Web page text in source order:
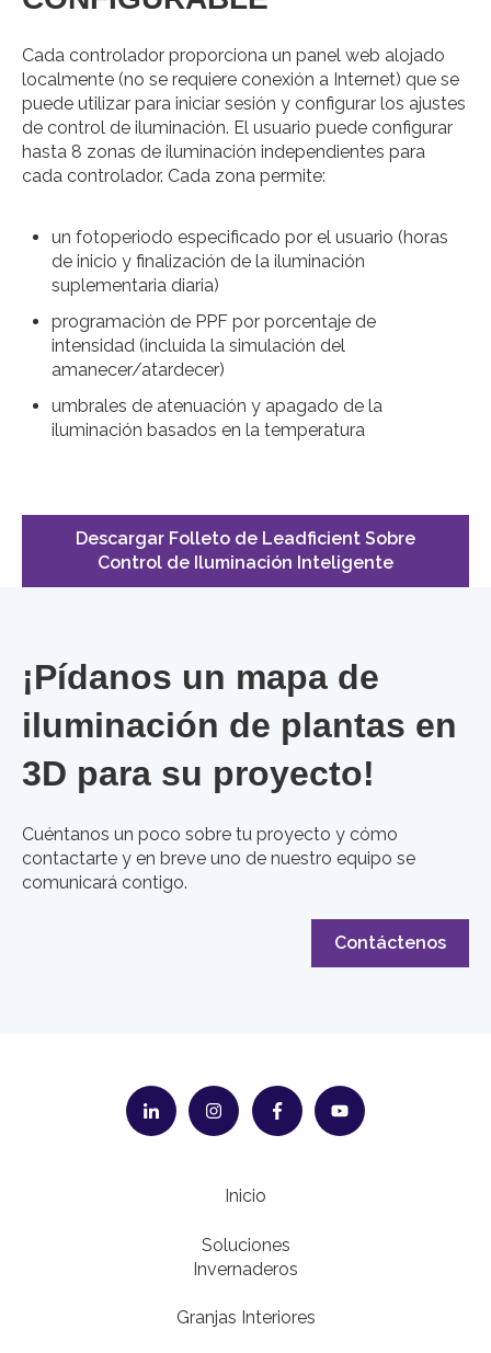
Cada controlador proporciona un panel web alojado
localmente (no se requiere conexión a Internet) que se
puede utilizar para iniciar sesión y configurar los ajustes
de control de iluminación. El usuario puede configurar
hasta 8 zonas de iluminación independientes para
cada controlador. Cada zona permite:
un fotoperiodo especificado por el usuario (horas
de inicio y finalización de la iluminación
suplementaria diaria)
programación de PPF por porcentaje de
intensidad (incluida la simulación del
amanecer/atardecer)
umbrales de atenuación y apagado de la
iluminación basados ​​en la temperatura
Descargar Folleto de Leadficient Sobre
Control de Iluminación Inteligente
¡Pídanos un mapa de
iluminación de plantas en
3D para su proyecto!
Cuéntanos un poco sobre tu proyecto y cómo
contactarte y en breve uno de nuestro equipo se
comunicará contigo.
Contáctenos
Inicio
Soluciones
Invernaderos
Granjas Interiores